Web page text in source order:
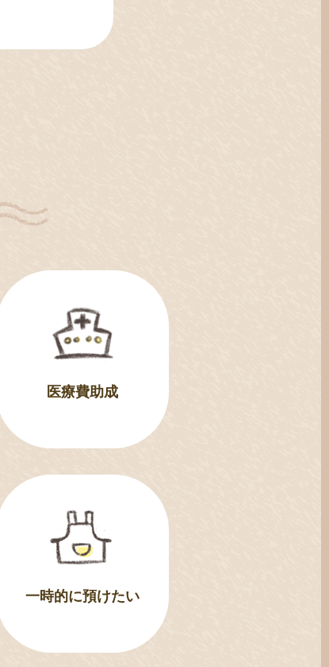
医療費助成
一時的に預けたい